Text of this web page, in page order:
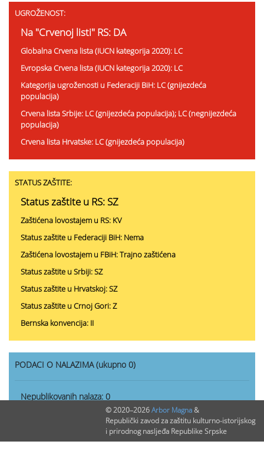
UGROŽENOST:
Na "Crvenoj listi" RS: DA
Globalna Crvena lista (IUCN kategorija 2020): LC
Evropska Crvena lista (IUCN kategorija 2020): LC
Kategorija ugroženosti u Federaciji BiH: LC (gnijezdeća
populacija)
Crvena lista Srbije: LC (gnijezdeća populacija); LC (negnijezdeća
populacija)
Crvena lista Hrvatske: LC (gnijezdeća populacija)
STATUS ZAŠTITE:
Status zaštite u RS: SZ
Zaštićena lovostajem u RS: KV
Status zaštite u Federaciji BiH: Nema
Zaštićena lovostajem u FBiH: Trajno zaštićena
Status zaštite u Srbiji: SZ
Status zaštite u Hrvatskoj: SZ
Status zaštite u Crnoj Gori: Z
Bernska konvencija: II
PODACI O NALAZIMA (ukupno 0)
Nepublikovanih nalaza: 0
© 2020–2026Arbor Magna&
Republički zavod za zaštitu kulturno-istorijskog
i prirodnog nasljeđa Republike Srpske